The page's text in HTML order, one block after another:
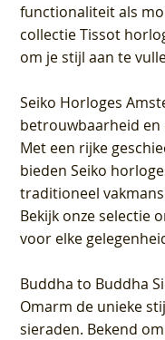
functionaliteit als
collectie Tissot
om je stijl aan te
Seiko Horloges
betrouwbaarheid en
Met een rijke
bieden Seiko
traditioneel
Bekijk onze selectie
voor elke
Buddha to Buddha
Omarm de unieke
sieraden. Bekend